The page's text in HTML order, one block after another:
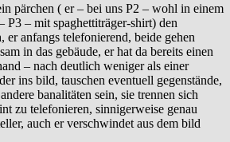
pärchen ( er – bei uns P2 – wohl in einem
P3 – mit spaghettiträger-shirt) den
er anfangs telefonierend, beide gehen
in das gebäude, er hat da bereits einen
– nach deutlich weniger als einer
ins bild, tauschen eventuell gegenstände,
banalitäten sein, sie trennen sich
zu telefonieren, sinnigerweise genau
auch er verschwindet aus dem bild